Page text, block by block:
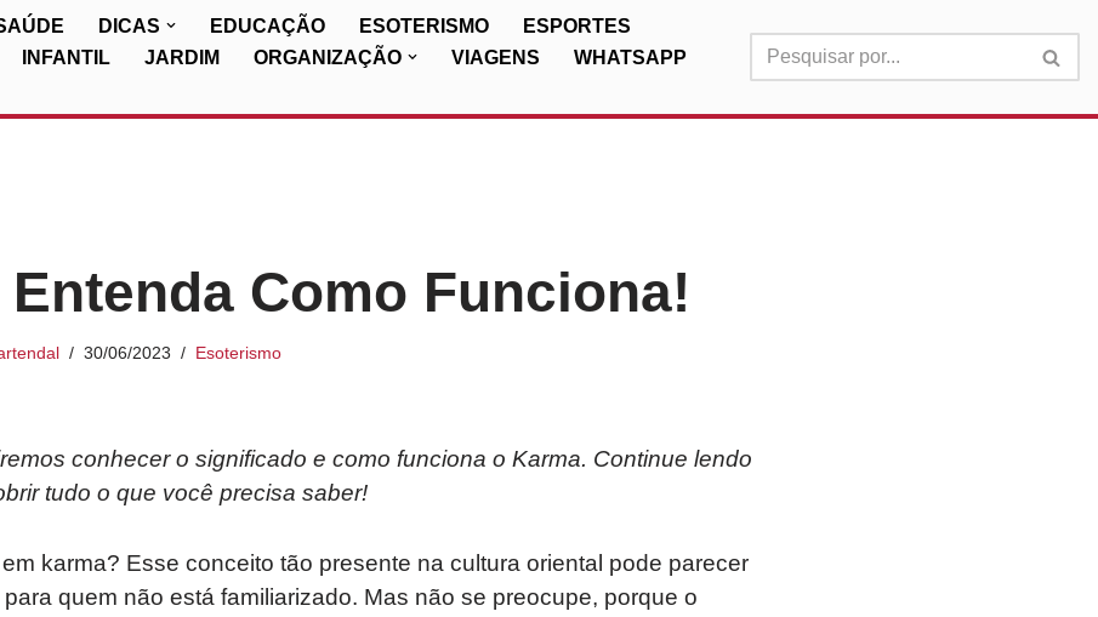
DICAS EDUCAÇÃO ESOTERISMO
ESPORTES
INFANTIL JARDIM ORGANIZAÇÃO VIAGENS
WHATSAPP
Como Funciona!
30/06/2023 Esoterismo
conhecer o significado e como funciona o Karma. Continue lendo
tudo o que você precisa saber!
karma? Esse conceito tão presente na cultura oriental pode parecer
quem não está familiarizado. Mas não se preocupe, porque o